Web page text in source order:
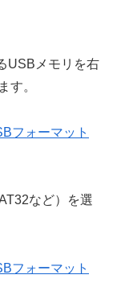
USBメモリを右
す。
など）を選